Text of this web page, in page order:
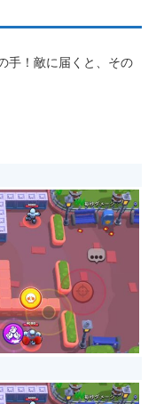
手！敵に届くと、その